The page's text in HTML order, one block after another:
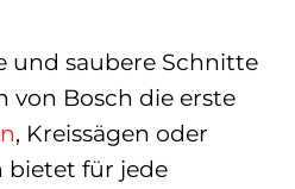
und saubere Schnitte
von Bosch die erste
, Kreissägen oder
bietet für jede